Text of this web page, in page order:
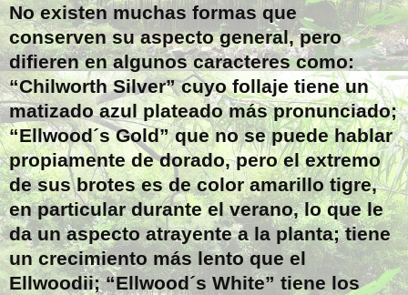
No existen muchas formas que
conserven su aspecto general, pero
difieren en algunos caracteres como:
“Chilworth Silver” cuyo follaje tiene un
matizado azul plateado más pronunciado;
“Ellwood´s Gold” que no se puede hablar
propiamente de dorado, pero el extremo
de sus brotes es de color amarillo tigre,
en particular durante el verano, lo que le
da un aspecto atrayente a la planta; tiene
un crecimiento más lento que el
Ellwoodii; “Ellwood´s White” tiene los